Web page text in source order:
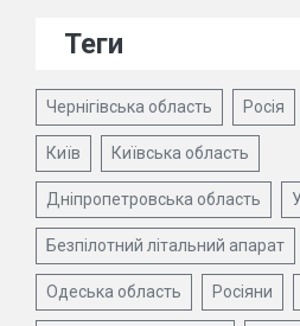
Теги
Чернігівська область Росія
Київ Київська область
Дніпропетровська область
Безпілотний літальний апарат
Одеська область Росіяни